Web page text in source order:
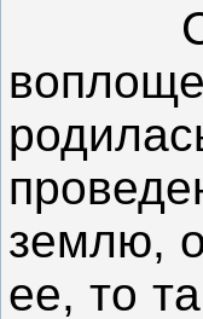
Сита
землю,
ее, то